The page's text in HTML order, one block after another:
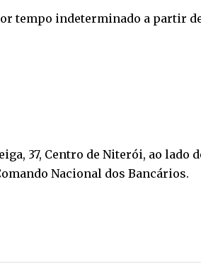
tempo indeterminado a partir
37, Centro de Niterói, ao lado
Nacional dos Bancários.